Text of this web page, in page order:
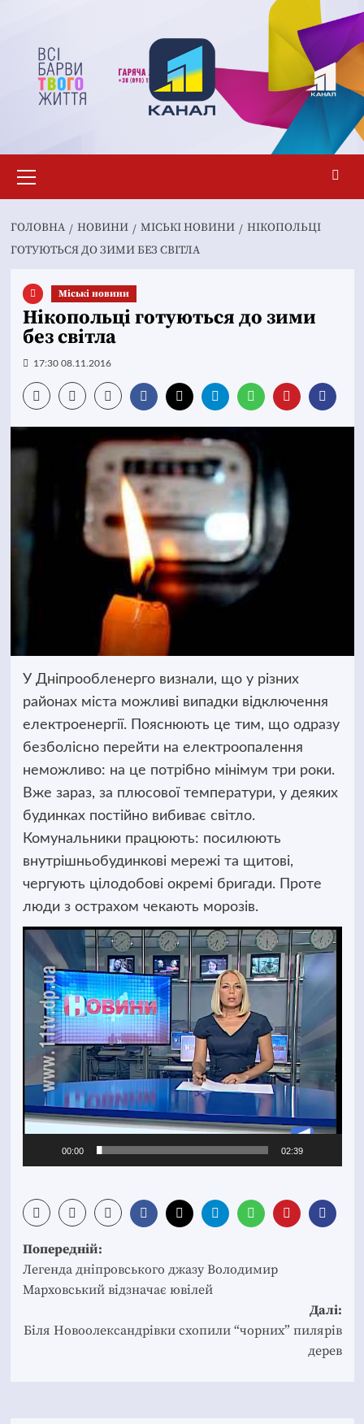
вмісту
меню
ГОЛОВНА НОВИНИ MІСЬКІ НОВИНИ
НІКОПОЛЬЦІ
ГОТУЮТЬСЯ ДО ЗИМИ БЕЗ СВІТЛА
Mіські новини
Нікопольці готуються до зими
без світла
17:30 08.11.2016
У Дніпрообленерго визнали, що у різних
районах міста можливі випадки відключення
електроенергії. Пояснюють це тим, що одразу
безболісно перейти на електроопалення
неможливо: на це потрібно мінімум три роки.
Вже зараз, за плюсової температури, у деяких
будинках постійно вибиває світло.
Комунальники працюють: посилюють
внутрішньобудинкові мережі та щитові,
чергують цілодобові окремі бригади. Проте
люди з острахом чекають морозів.
Відеопрогравач
00:00 02:39
Post
navigation
Попередній:
Легенда дніпровського джазу Володимир
Марховський відзначає ювілей
Далі:
Біля Новоолександрівки схопили “чорних” пилярів
дерев